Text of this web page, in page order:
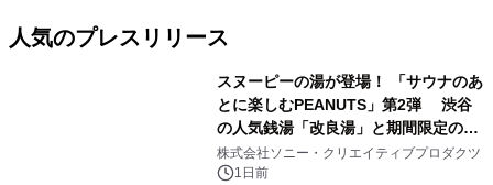
人気のプレスリリース
スヌーピーの湯が登場！ 「サウナのあ
とに楽しむPEANUTS」第2弾 渋谷
の人気銭湯「改良湯」と期間限定のコ
ラボレーション サウナイキタイコラ
ボグッズも発売決定！
株式会社ソニー・クリエイティブプロダクツ
1日前